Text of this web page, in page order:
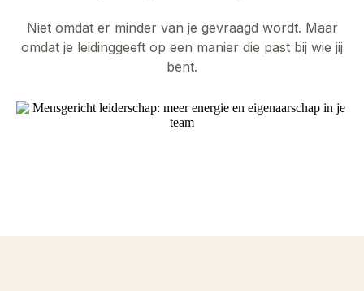
Niet omdat er minder van je gevraagd wordt. Maar
omdat je leidinggeeft op een manier die past bij wie jij
bent.